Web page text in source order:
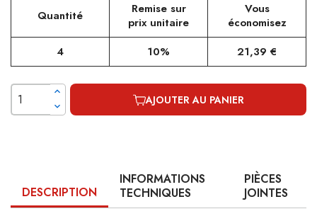
Quantité
Remise sur
prix unitaire
Vous
économisez
4
10% 21,39 €
AJOUTER AU PANIER
DESCRIPTION
INFORMATIONS
TECHNIQUES
PIÈCES
JOINTES